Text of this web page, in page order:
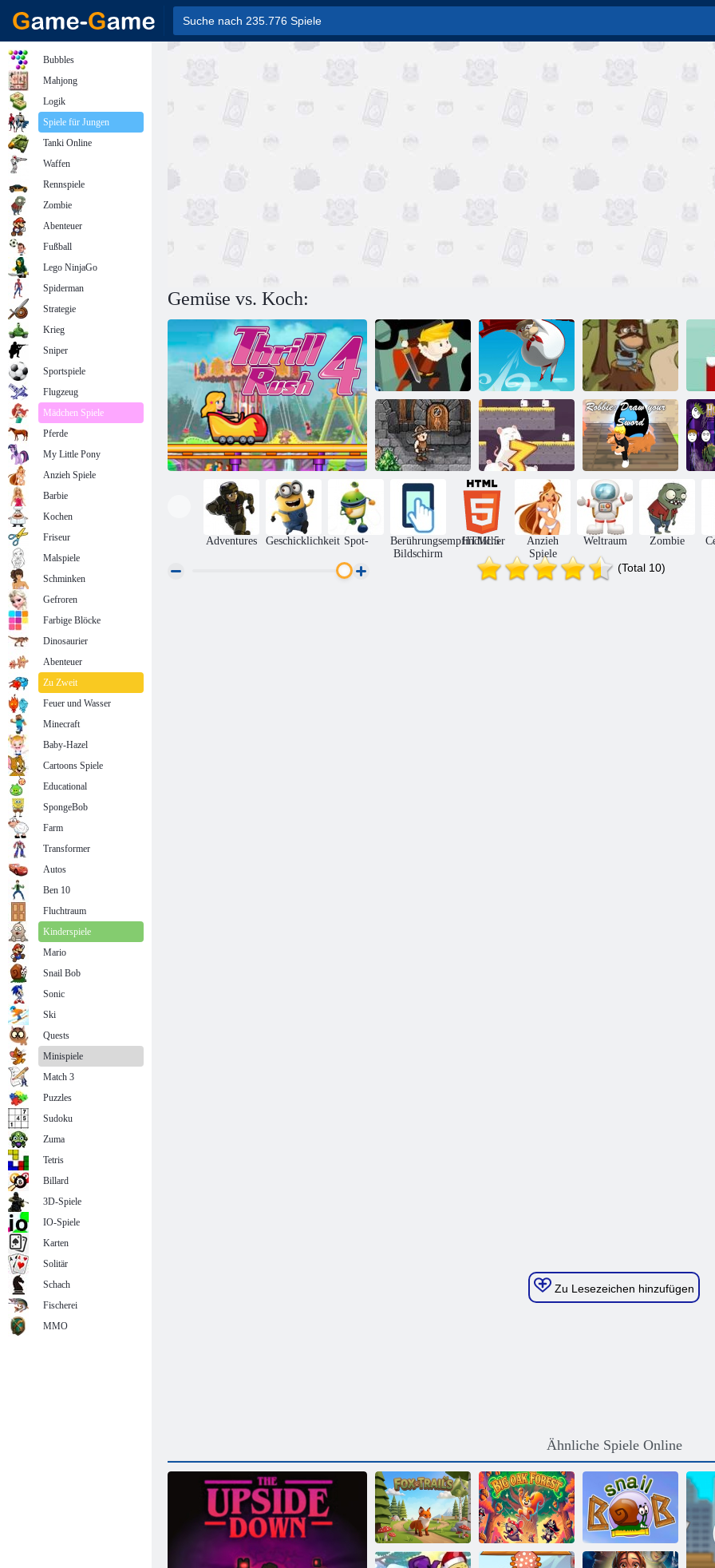
Gemüse vs. Koch:
Brave Kader Blowman Streu Ritter
Pocket-RPG 3 Mäuse
Robbie: Zeichne
dein Schwert
Adventures Geschicklichkeit Spot-
Berührungsempfindlicher
Bildschirm
HTML5
Anzieh
Spiele
Weltraum Zombie
(Total 10)
Zu Lesezeichen hinzufügen
Ähnliche Spiele Online
Bubbles
Mahjong
Logik
Spiele für Jungen
Tanki Online
Waffen
Rennspiele
Zombie
Abenteuer
Fußball
Lego NinjaGo
Spiderman
Strategie
Krieg
Sniper
Sportspiele
Flugzeug
Mädchen Spiele
Pferde
My Little Pony
Anzieh Spiele
Barbie
Kochen
Friseur
Malspiele
Schminken
Gefroren
Farbige Blöcke
Dinosaurier
Abenteuer
Zu Zweit
Feuer und Wasser
Minecraft
Baby-Hazel
Cartoons Spiele
Educational
SpongeBob
Farm
Transformer
Autos
Ben 10
Fluchtraum
Kinderspiele
Mario
Snail Bob
Sonic
Ski
Quests
Minispiele
Match 3
Puzzles
Sudoku
Zuma
Tetris
Billard
3D-Spiele
IO-Spiele
Karten
Solitär
Schach
Fischerei
MMO